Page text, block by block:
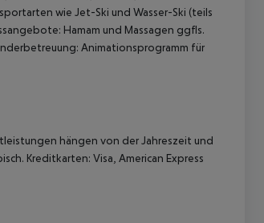
wie Jet-Ski und Wasser-Ski (teils
Hamam und Massagen ggfls.
Animationsprogramm für
hängen von der Jahreszeit und
Kreditkarten: Visa, American Express